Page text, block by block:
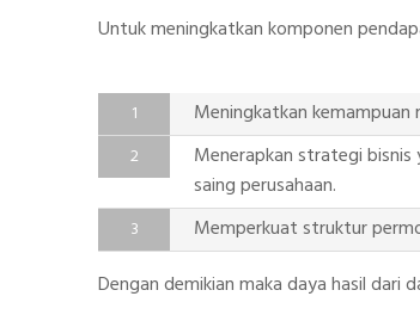
Untuk meningkatkan komponen
Meningkatkan kemampuan
Menerapkan strategi
saing perusahaan.
Memperkuat struktur
Dengan demikian maka daya hasil dari